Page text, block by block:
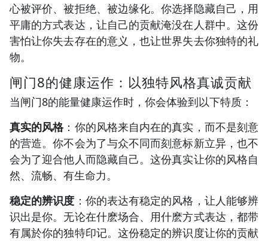
心被评价、被拒绝、被边缘化。你选择隐藏自己，用
平庸的方式表达，让自己的贡献淹没在人群中。这份
害怕让你失去存在的意义，也让世界失去你独特的礼
物。
闸门8的健康运作：以独特风格真诚贡献
当闸门8的能量健康运作时，你会体验到以下特质：
真实的风格：你的风格来自内在的真实，而不是刻意
的营造。你不会为了与众不同而刻意标新立异，也不
会为了迎合他人而隐藏自己。这份真实让你的风格自
然、流畅、有生命力。
稳定的辨识度 ：你的表达有稳定的风格，让人能够辨
识出是你。无论在什麽场合、用什麽方式表达，都带
有属於你的独特印记。这份稳定的辨识度让你的贡献